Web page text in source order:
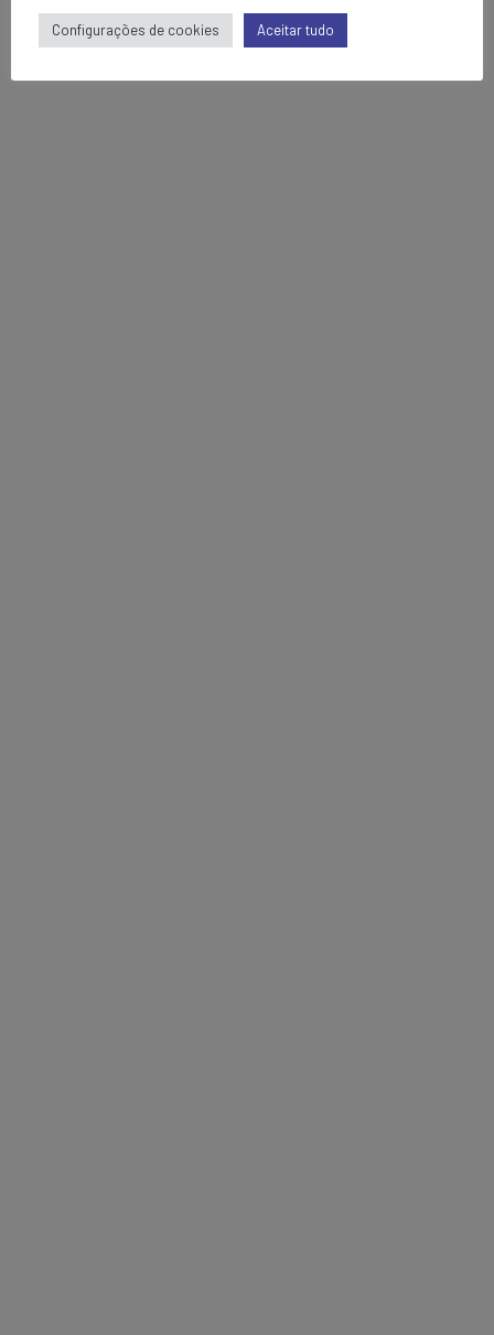
Configurações de cookies Aceitar tudo